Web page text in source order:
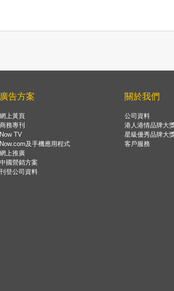
廣告方案
網上黃頁
商務專刊
Now TV
Now.com及手機應用程式
網上推廣
中國營銷方案
刊登公司資料
關於我們
公司資料
港人港情品牌大
星級優秀品牌大
客戶服務